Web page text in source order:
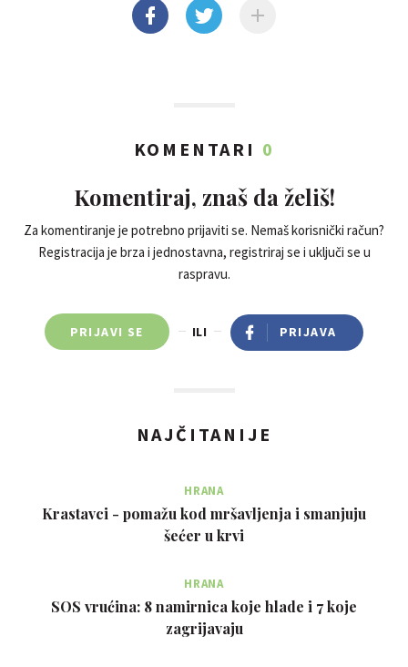
KOMENTARI 0
Komentiraj, znaš da želiš!
Za komentiranje je potrebno prijaviti se. Nemaš korisnički račun?
Registracija je brza i jednostavna, registriraj se i uključi se u
raspravu.
PRIJAVI SE ILI PRIJAVA
NAJČITANIJE
HRANA
Krastavci - pomažu kod mršavljenja i smanjuju
šećer u krvi
HRANA
SOS vrućina: 8 namirnica koje hlade i 7 koje
zagrijavaju